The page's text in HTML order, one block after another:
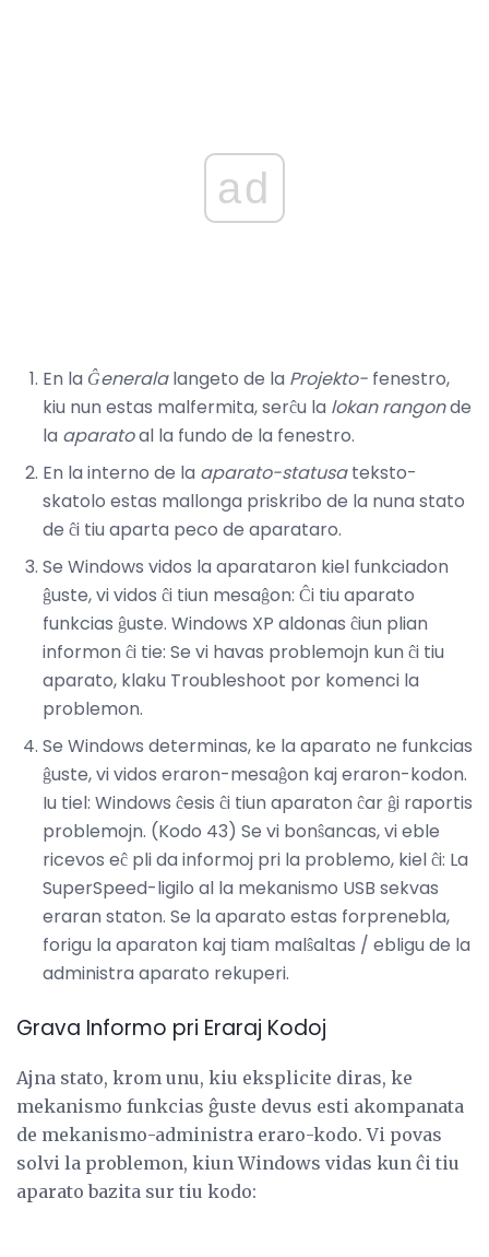
ad
En la Ĝeneralalangeto de la Projekto- fenestro,
kiu nun estas malfermita, serĉu la lokan rangonde
la aparatoal la fundo de la fenestro.
En la interno de la aparato-statusateksto-
skatolo estas mallonga priskribo de la nuna stato
de ĉi tiu aparta peco de aparataro.
Se Windows vidos la aparataron kiel funkciadon
ĝuste, vi vidos ĉi tiun mesaĝon: Ĉi tiu aparato
funkcias ĝuste. Windows XP aldonas ĉiun plian
informon ĉi tie: Se vi havas problemojn kun ĉi tiu
aparato, klaku Troubleshoot por komenci la
problemon.
Se Windows determinas, ke la aparato ne funkcias
ĝuste, vi vidos eraron-mesaĝon kaj eraron-kodon.
Iu tiel: Windows ĉesis ĉi tiun aparaton ĉar ĝi raportis
problemojn. (Kodo 43) Se vi bonŝancas, vi eble
ricevos eĉ pli da informoj pri la problemo, kiel ĉi: La
SuperSpeed-ligilo al la mekanismo USB sekvas
eraran staton. Se la aparato estas forprenebla,
forigu la aparaton kaj tiam malŝaltas / ebligu de la
administra aparato rekuperi.
Grava Informo pri Eraraj Kodoj
Ajna stato, krom unu, kiu eksplicite diras, ke
mekanismo funkcias ĝuste devus esti akompanata
de mekanismo-administra eraro-kodo. Vi povas
solvi la problemon, kiun Windows vidas kun ĉi tiu
aparato bazita sur tiu kodo: